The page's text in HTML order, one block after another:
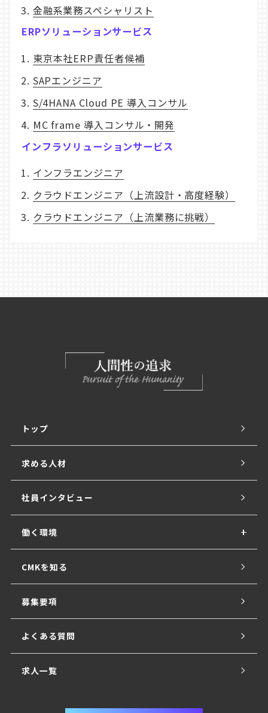
金融系業務スペシャリスト
ERPソリューションサービス
東京本社ERP責任者候補
SAPエンジニア
S/4HANA Cloud PE 導入コンサル
MC frame 導入コンサル・開発
インフラソリューションサービス
インフラエンジニア
クラウドエンジニア（上流設計・高度経験）
クラウドエンジニア（上流業務に挑戦）
トップ
求める人材
社員インタビュー
働く環境
CMKを知る
募集要項
よくある質問
求人一覧